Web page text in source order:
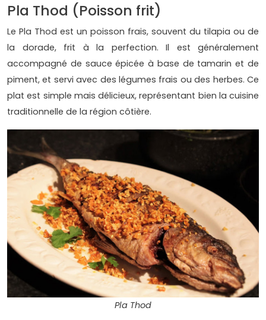
Pla Thod (Poisson frit)
Le Pla Thod est un poisson frais, souvent du tilapia ou de
la dorade, frit à la perfection. Il est généralement
accompagné de sauce épicée à base de tamarin et de
piment, et servi avec des légumes frais ou des herbes. Ce
plat est simple mais délicieux, représentant bien la cuisine
traditionnelle de la région côtière.
Pla Thod